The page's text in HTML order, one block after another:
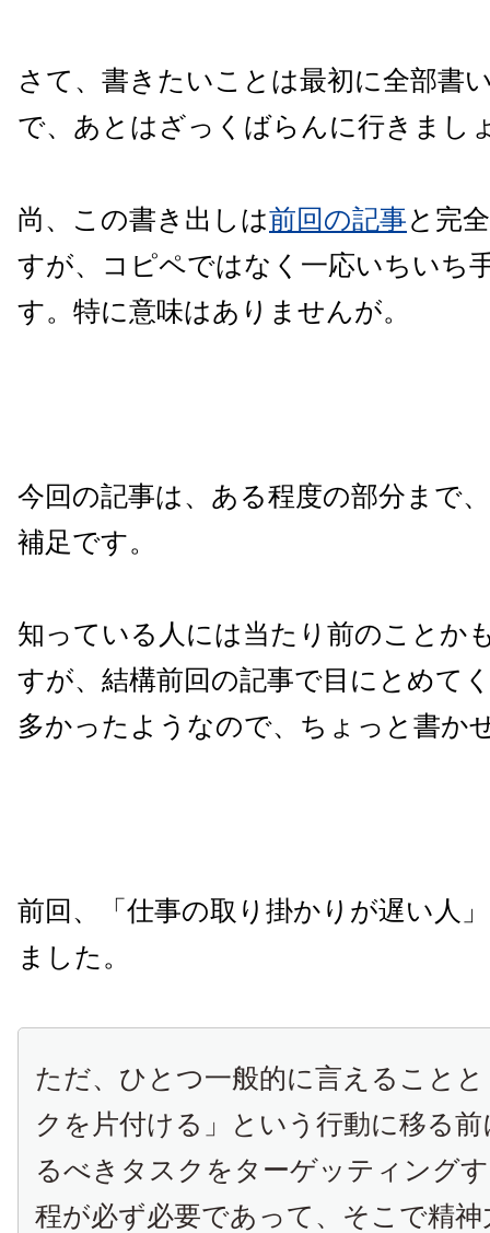
さて、書きたいことは最初に全部書
で、あとはざっくばらんに行きまし
尚、この書き出しは前回の記事と完
すが、コピペではなく一応いちいち
す。特に意味はありませんが。
今回の記事は、ある程度の部分まで
補足です。
知っている人には当たり前のことか
すが、結構前回の記事で目にとめて
多かったようなので、ちょっと書か
前回、「仕事の取り掛かりが遅い人
ました。
ただ、ひとつ一般的に言えること
クを片付ける」という行動に移る
るべきタスクをターゲッティング
程が必ず必要であって、そこで精